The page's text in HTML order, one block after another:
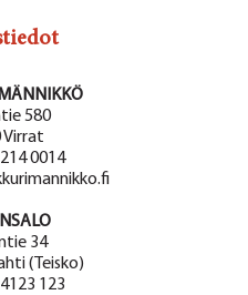
580
Virrat
0014
34
(Teisko)
123